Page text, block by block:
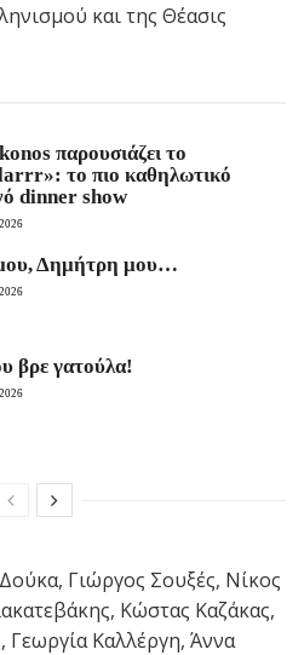
και της Θέασις
παρουσιάζει το
το πιο καθηλωτικό
dinner show
Δημήτρη μου…
βρε γατούλα!
Γιώργος Σουξές, Νίκος
Κώστας Καζάκας,
Καλλέργη, Άννα